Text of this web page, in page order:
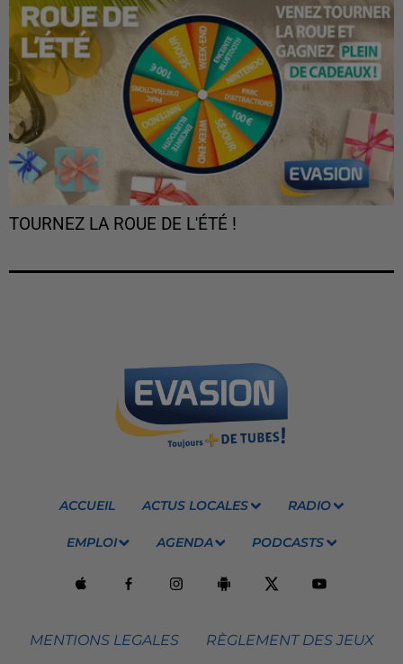
TOURNEZ LA ROUE DE L'ÉTÉ !
ACCUEIL ACTUS LOCALES RADIO
EMPLOI AGENDA PODCASTS
MENTIONS LEGALES RÈGLEMENT DES JEUX